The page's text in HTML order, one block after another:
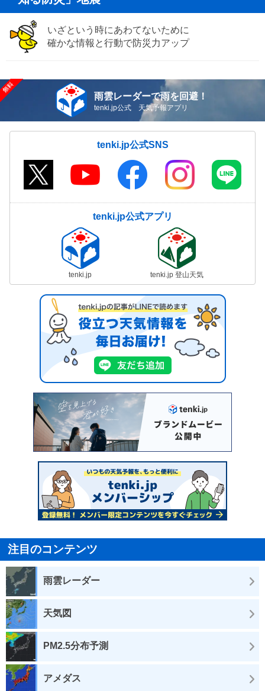
いざという時にあわてないために
確かな情報と行動で防災力アップ
雨雲レーダーで雨を回避！
tenki.jp公式 天気予報アプリ
tenki.jp公式SNS
tenki.jp公式アプリ
tenki.jp tenki.jp 登山天気
注目のコンテンツ
雨雲レーダー
天気図
PM2.5分布予測
アメダス